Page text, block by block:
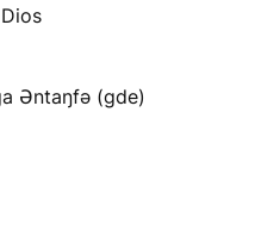
Əntaŋfə (gde)